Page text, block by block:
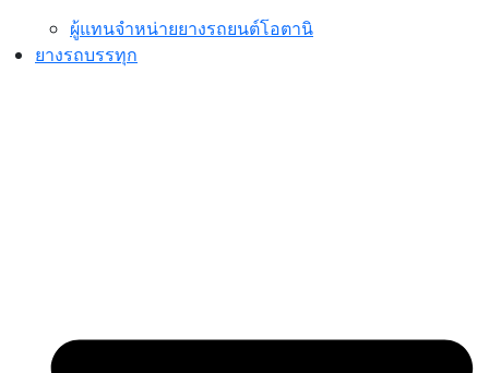
ผู้แทนจำหน่ายยางรถยนต์โอตานิ
ยางรถบรรทุก